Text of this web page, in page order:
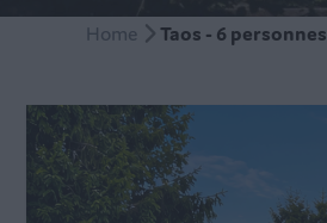
Home Taos - 6 personnes